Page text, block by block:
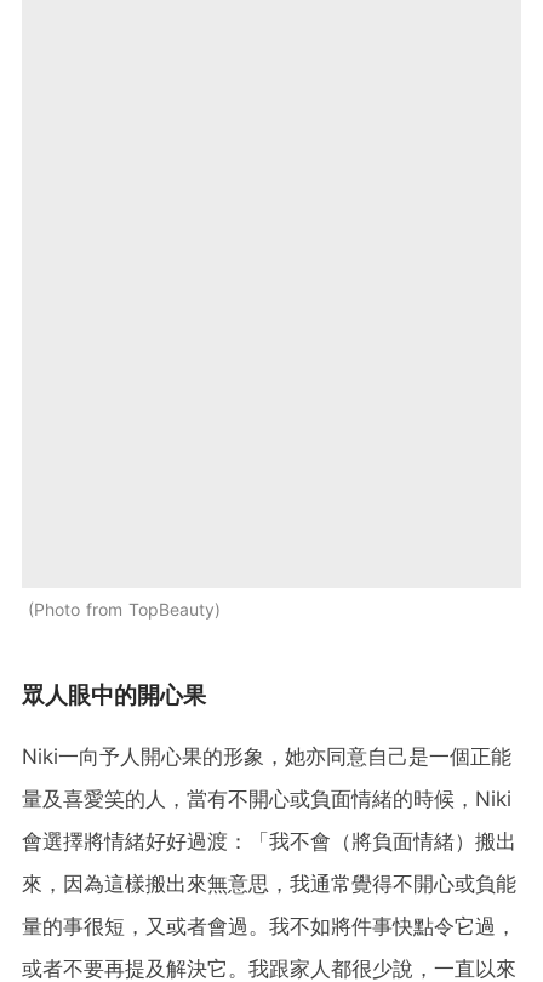
Photo from TopBeauty
眾人眼中的開心果
Niki一向予人開心果的形象，她亦同意自己是一個正能
量及喜愛笑的人，當有不開心或負面情緒的時候，Niki
會選擇將情緒好好過渡：「我不會（將負面情緒）搬出
來，因為這樣搬出來無意思，我通常覺得不開心或負能
量的事很短，又或者會過。我不如將件事快點令它過，
或者不要再提及解決它。我跟家人都很少說，一直以來